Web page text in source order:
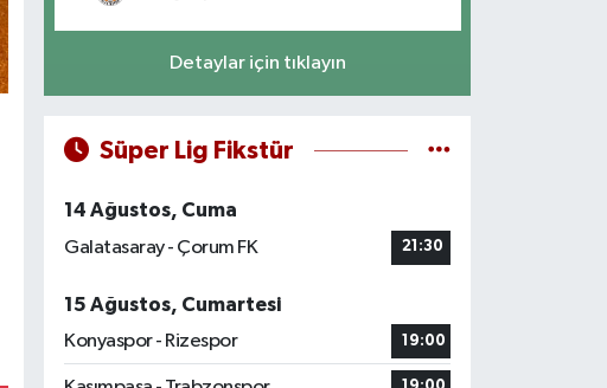
Detaylar için tıklayın
Süper Lig Fikstür
14 Ağustos, Cuma
Galatasaray - Çorum FK
21:30
15 Ağustos, Cumartesi
Konyaspor - Rizespor
19:00